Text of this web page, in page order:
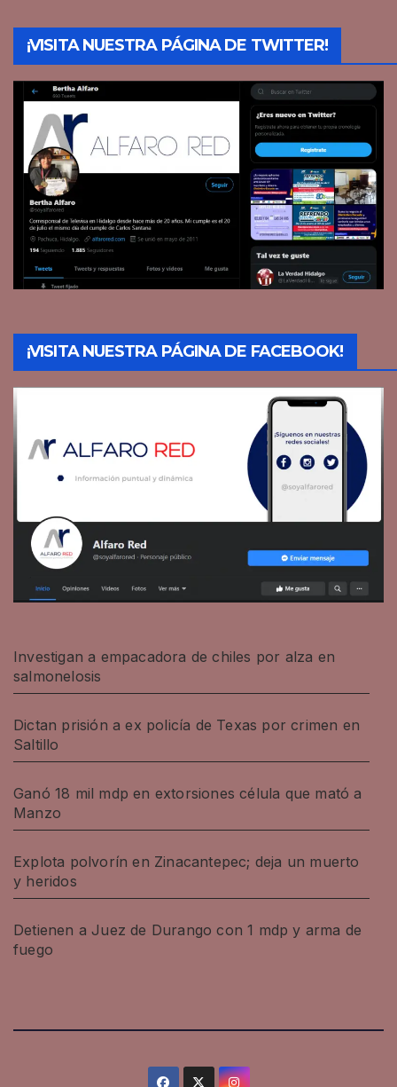
¡VISITA NUESTRA PÁGINA DE TWITTER!
¡VISITA NUESTRA PÁGINA DE FACEBOOK!
Investigan a empacadora de chiles por alza en
salmonelosis
Dictan prisión a ex policía de Texas por crimen en
Saltillo
Ganó 18 mil mdp en extorsiones célula que mató a
Manzo
Explota polvorín en Zinacantepec; deja un muerto
y heridos
Detienen a Juez de Durango con 1 mdp y arma de
fuego